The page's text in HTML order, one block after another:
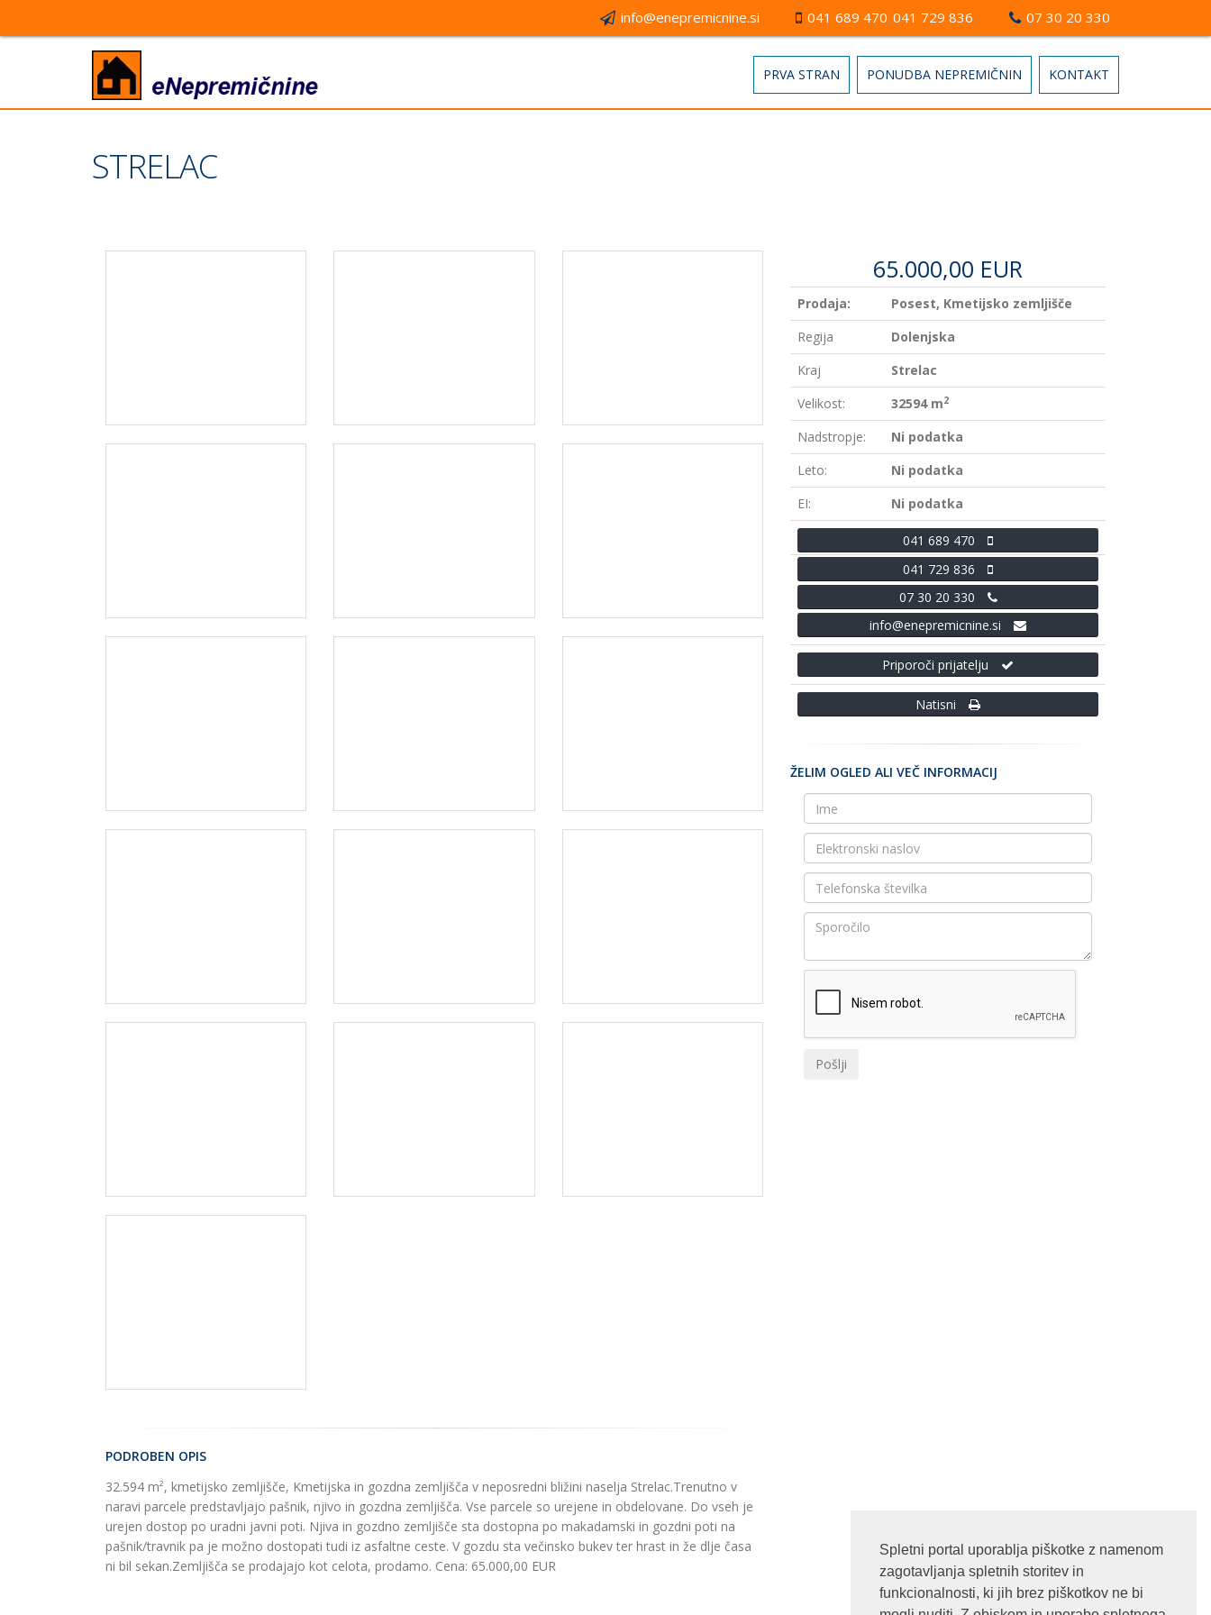
Spletni portal uporablja piškotke z namenom
zagotavljanja spletnih storitev in
funkcionalnosti, ki jih brez piškotkov ne bi
info@enepremicnine.si 041 689 470,041 729 836 07 30 20 330
PRVA STRAN PONUDBA NEPREMIČNIN KONTAKT
STRELAC
PODROBEN OPIS
32.594 m², kmetijsko zemljišče, Kmetijska in gozdna zemljišča v neposredni bližini naselja Strelac.Trenutno v
naravi parcele predstavljajo pašnik, njivo in gozdna zemljišča. Vse parcele so urejene in obdelovane. Do vseh je
urejen dostop po uradni javni poti. Njiva in gozdno zemljišče sta dostopna po makadamski in gozdni poti na
pašnik/travnik pa je možno dostopati tudi iz asfaltne ceste. V gozdu sta večinsko bukev ter hrast in že dlje časa
ni bil sekan.Zemljišča se prodajajo kot celota, prodamo. Cena: 65.000,00 EUR
65.000,00 EUR
Prodaja:
Posest, Kmetijsko zemljišče
Regija
Dolenjska
Kraj
Strelac
Velikost:
32594 m2
Nadstropje:
Ni podatka
Leto:
Ni podatka
EI:
Ni podatka
041 689 470
041 729 836
07 30 20 330
info@enepremicnine.si
Priporoči prijatelju
Natisni
ŽELIM OGLED ALI VEČ INFORMACIJ
Pošlji